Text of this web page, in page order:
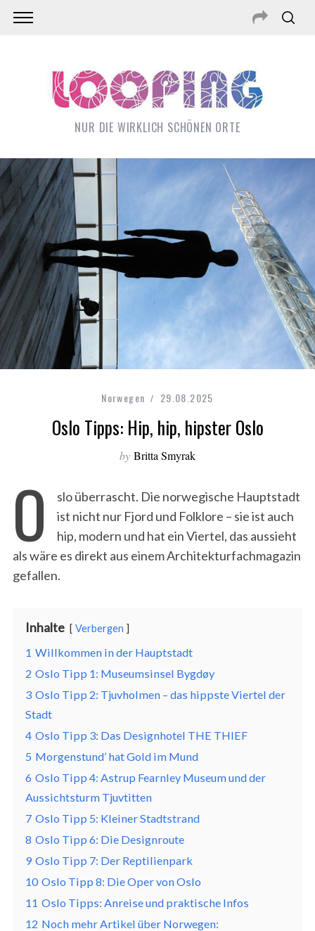
NUR DIE WIRKLICH SCHÖNEN ORTE
Norwegen 29.08.2025
Oslo Tipps: Hip, hip, hipster Oslo
by Britta Smyrak
O
slo überrascht. Die norwegische Hauptstadt
ist nicht nur Fjord und Folklore – sie ist auch
hip, modern und hat ein Viertel, das aussieht
als wäre es direkt aus einem Architekturfachmagazin
gefallen.
Inhalte Verbergen
1 Willkommen in der Hauptstadt
2 Oslo Tipp 1: Museumsinsel Bygdøy
3 Oslo Tipp 2: Tjuvholmen – das hippste Viertel der
Stadt
4 Oslo Tipp 3: Das Designhotel THE THIEF
5 Morgenstund’ hat Gold im Mund
6 Oslo Tipp 4: Astrup Fearnley Museum und der
Aussichtsturm Tjuvtitten
7 Oslo Tipp 5: Kleiner Stadtstrand
8 Oslo Tipp 6: Die Designroute
9 Oslo Tipp 7: Der Reptilienpark
10 Oslo Tipp 8: Die Oper von Oslo
11 Oslo Tipps: Anreise und praktische Infos
12 Noch mehr Artikel über Norwegen: